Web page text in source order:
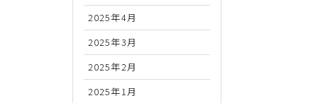
2025年4月
2025年3月
2025年2月
2025年1月